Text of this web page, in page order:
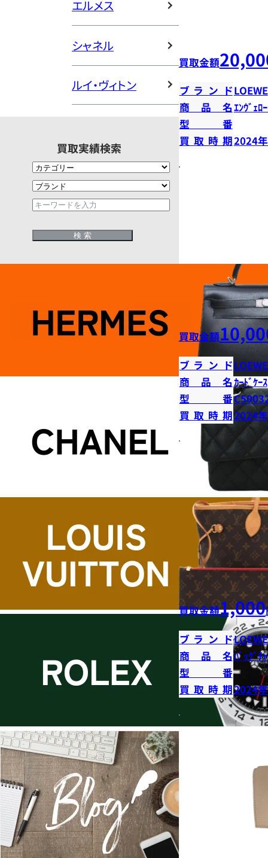
エルメス
シャネル
ルイ・ヴィトン
買取実績検索
買取金額
ブランドLOEWE
商品名ｴﾝｳﾞｪﾛ
型番
買取時期2024
買取金額
ブランドLOEWE
商品名ｶｰﾄﾞｹｰｽ
型番
買取時期2024
買取金額1,000
ブランドLOEWE
商品名ﾊﾞｯｸﾞﾁ
型番
買取時期2024